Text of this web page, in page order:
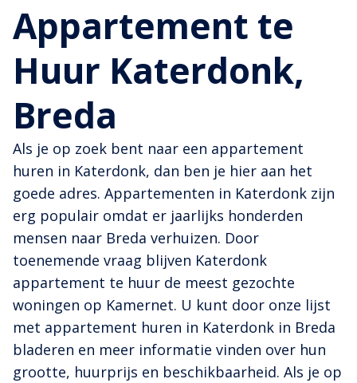
Appartement te
Huur Katerdonk,
Breda
Als je op zoek bent naar een appartement
huren in Katerdonk, dan ben je hier aan het
goede adres. Appartementen in Katerdonk zijn
erg populair omdat er jaarlijks honderden
mensen naar Breda verhuizen. Door
toenemende vraag blijven Katerdonk
appartement te huur de meest gezochte
woningen op Kamernet. U kunt door onze lijst
met appartement huren in Katerdonk in Breda
bladeren en meer informatie vinden over hun
grootte, huurprijs en beschikbaarheid. Als je op